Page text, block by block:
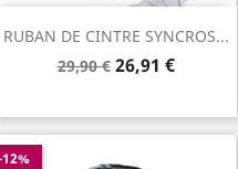
RUBAN DE CINTRE SYNCROS...
Prix
29,90 € Prix
26,91 €